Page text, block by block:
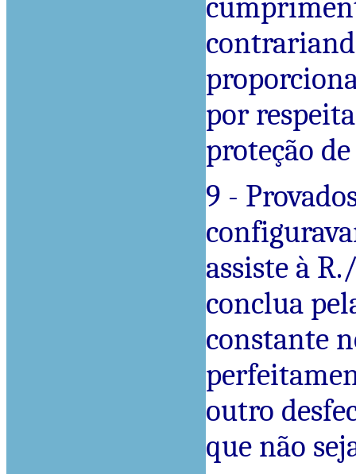
por
proteção
9 -
assiste à
conclua
constante
outro
que não